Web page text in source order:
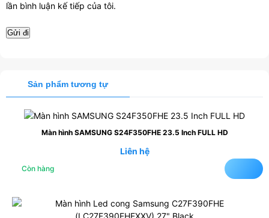
lần bình luận kế tiếp của tôi.
Sản phẩm tương tự
Màn hình SAMSUNG S24F350FHE 23.5 Inch FULL HD
Liên hệ
Còn hàng